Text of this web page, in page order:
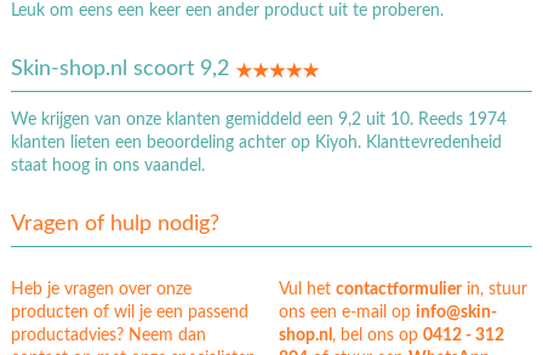
Leuk om eens een keer een ander product uit te proberen.
Skin-shop.nl scoort 9,2
We krijgen van onze klanten gemiddeld een 9,2 uit 10. Reeds 1974
klanten lieten een beoordeling achter op Kiyoh. Klanttevredenheid
staat hoog in ons vaandel.
Vragen of hulp nodig?
Heb je vragen over onze
producten of wil je een passend
productadvies? Neem dan
Vul hetcontactformulierin, stuur
ons een e-mail op info@skin-
shop.nl, bel ons op0412 - 312